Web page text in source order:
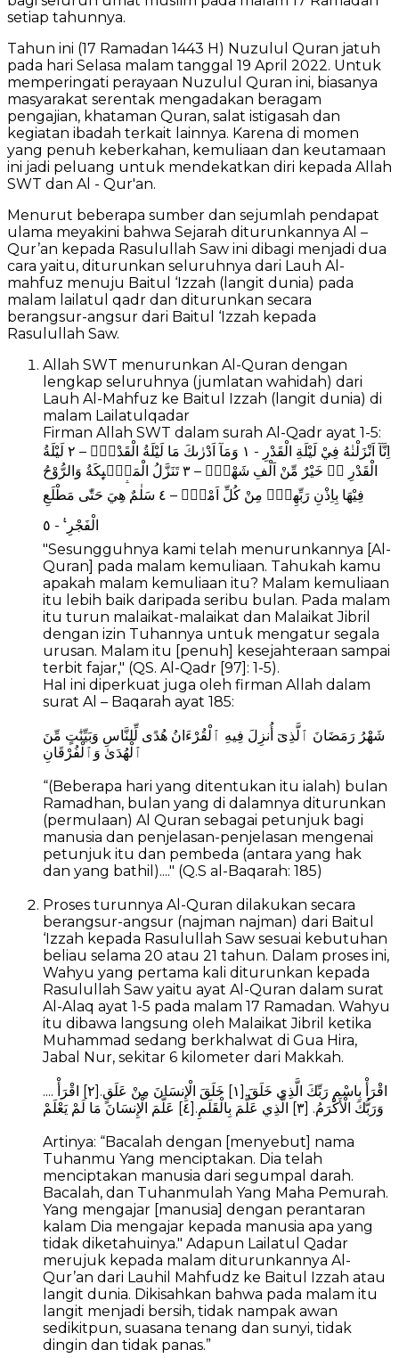
setiap tahunnya.
Tahun ini (17 Ramadan 1443 H) Nuzulul Quran jatuh
pada hari Selasa malam tanggal 19 April 2022. Untuk
memperingati perayaan Nuzulul Quran ini, biasanya
masyarakat serentak mengadakan beragam
pengajian, khataman Quran, salat istigasah dan
kegiatan ibadah terkait lainnya. Karena di momen
yang penuh keberkahan, kemuliaan dan keutamaan
ini jadi peluang untuk mendekatkan diri kepada Allah
SWT dan Al - Qur'an.
Menurut beberapa sumber dan sejumlah pendapat
ulama meyakini bahwa Sejarah diturunkannya Al –
Qur’an kepada Rasulullah Saw ini dibagi menjadi dua
cara yaitu, diturunkan seluruhnya dari Lauh Al-
mahfuz menuju Baitul ‘Izzah (langit dunia) pada
malam lailatul qadr dan diturunkan secara
berangsur-angsur dari Baitul ‘Izzah kepada
Rasulullah Saw.
Allah SWT menurunkan Al-Quran dengan
lengkap seluruhnya (jumlatan wahidah) dari
Lauh Al-Mahfuz ke Baitul Izzah (langit dunia) di
malam Lailatulqadar
Firman Allah SWT dalam surah Al-Qadr ayat 1-5:
اِنَّآ اَنْزَلْنٰهُ فِيْ لَيْلَةِ الْقَدْرِ - ١ وَمَآ اَدْرٰىكَ مَا لَيْلَةُ الْقَدْرِۗ – ٢ لَيْلَةُ
الْقَدْرِ ەۙ خَيْرٌ مِّنْ اَلْفِ شَهْرٍۗ – ٣ تَنَزَّلُ الْمَلٰۤىِٕكَةُ وَالرُّوْحُ
فِيْهَا بِاِذْنِ رَبِّهِمْۚ مِنْ كُلِّ اَمْرٍۛ – ٤ سَلٰمٌ ۛهِيَ حَتّٰى مَطْلَعِ
الْفَجْرِ ࣖ - ٥
"Sesungguhnya kami telah menurunkannya [Al-
Quran] pada malam kemuliaan. Tahukah kamu
apakah malam kemuliaan itu? Malam kemuliaan
itu lebih baik daripada seribu bulan. Pada malam
itu turun malaikat-malaikat dan Malaikat Jibril
dengan izin Tuhannya untuk mengatur segala
urusan. Malam itu [penuh] kesejahteraan sampai
terbit fajar," (QS. Al-Qadr [97]: 1-5).
Hal ini diperkuat juga oleh firman Allah dalam
surat Al – Baqarah ayat 185:
شَهْرُ رَمَضَانَ ٱلَّذِىٓ أُنزِلَ فِيهِ ٱلْقُرْءَانُ هُدًى لِّلنَّاسِ وَبَيِّنَٰتٍ مِّنَ
ٱلْهُدَىٰ وَٱلْفُرْقَانِ
“(Beberapa hari yang ditentukan itu ialah) bulan
Ramadhan, bulan yang di dalamnya diturunkan
(permulaan) Al Quran sebagai petunjuk bagi
manusia dan penjelasan-penjelasan mengenai
petunjuk itu dan pembeda (antara yang hak
dan yang bathil)...." (Q.S al-Baqarah: 185)
Proses turunnya Al-Quran dilakukan secara
berangsur-angsur (najman najman) dari Baitul
‘Izzah kepada Rasulullah Saw sesuai kebutuhan
beliau selama 20 atau 21 tahun. Dalam proses ini,
Wahyu yang pertama kali diturunkan kepada
Rasulullah Saw yaitu ayat Al-Quran dalam surat
Al-Alaq ayat 1-5 pada malam 17 Ramadan. Wahyu
itu dibawa langsung oleh Malaikat Jibril ketika
Muhammad sedang berkhalwat di Gua Hira,
Jabal Nur, sekitar 6 kilometer dari Makkah.
.... اقْرَأْ بِاسْمِ رَبِّكَ الَّذِي خَلَقَ.[١] خَلَقَ الْإِنسَانَ مِنْ عَلَقٍ.[٢] اقْرَأْ
وَرَبُّكَ الْأَكْرَمُ. [٣] الَّذِي عَلَّمَ بِالْقَلَمِ.[٤] عَلَّمَ الْإِنسَانَ مَا لَمْ يَعْلَمْ
Artinya: “Bacalah dengan [menyebut] nama
Tuhanmu Yang menciptakan. Dia telah
menciptakan manusia dari segumpal darah.
Bacalah, dan Tuhanmulah Yang Maha Pemurah.
Yang mengajar [manusia] dengan perantaran
kalam Dia mengajar kepada manusia apa yang
tidak diketahuinya." Adapun Lailatul Qadar
merujuk kepada malam diturunkannya Al-
Qur’an dari Lauhil Mahfudz ke Baitul Izzah atau
langit dunia. Dikisahkan bahwa pada malam itu
langit menjadi bersih, tidak nampak awan
sedikitpun, suasana tenang dan sunyi, tidak
dingin dan tidak panas.”